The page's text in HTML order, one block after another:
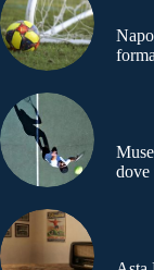
dove